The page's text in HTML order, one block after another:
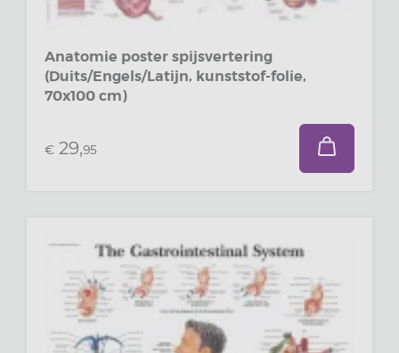
Anatomie poster spijsvertering
(Duits/Engels/Latijn, kunststof-folie,
70x100 cm)
€ 29,95